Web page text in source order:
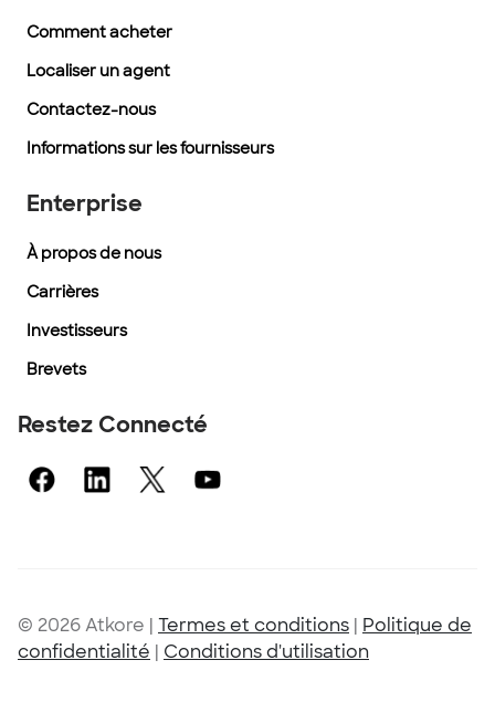
Comment acheter
Localiser un agent
Contactez-nous
Informations sur les fournisseurs
Enterprise
À propos de nous
Carrières
Investisseurs
Brevets
Restez Connecté
© 2026 Atkore Termes et conditions
Politique de
confidentialité
Conditions d'utilisation